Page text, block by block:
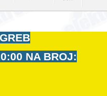
NA BROJ: